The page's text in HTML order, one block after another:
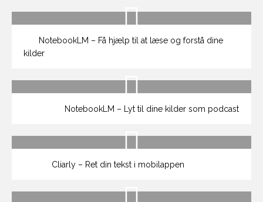
NotebookLM – Få hjælp til at læse og forstå dine
kilder
NotebookLM – Lyt til dine kilder som podcast
Cliarly – Ret din tekst i mobilappen